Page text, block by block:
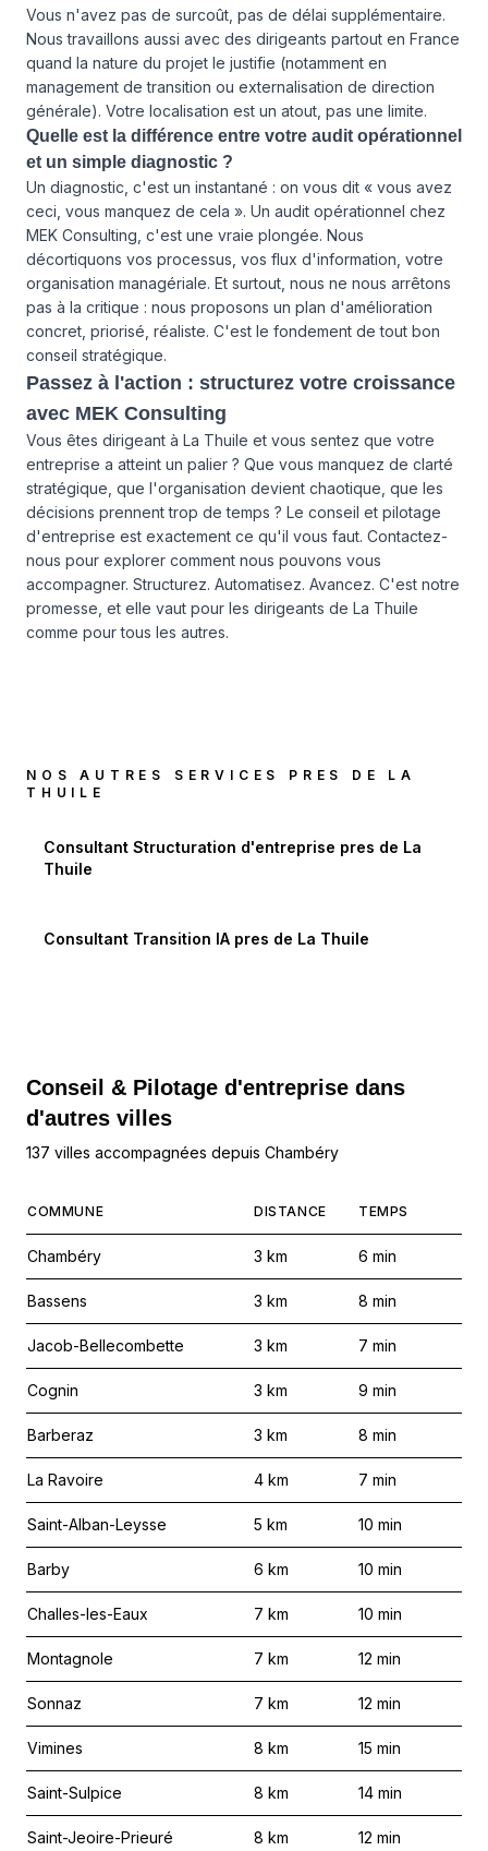
Vous n'avez pas de surcoût, pas de délai supplémentaire.
Nous travaillons aussi avec des dirigeants partout en France
quand la nature du projet le justifie (notamment en
management de transition ou externalisation de direction
générale). Votre localisation est un atout, pas une limite.
Quelle est la différence entre votre audit opérationnel
et un simple diagnostic ?
Un diagnostic, c'est un instantané : on vous dit « vous avez
ceci, vous manquez de cela ». Un audit opérationnel chez
MEK Consulting, c'est une vraie plongée. Nous
décortiquons vos processus, vos flux d'information, votre
organisation managériale. Et surtout, nous ne nous arrêtons
pas à la critique : nous proposons un plan d'amélioration
concret, priorisé, réaliste. C'est le fondement de tout bon
conseil stratégique.
Passez à l'action : structurez votre croissance
avec MEK Consulting
Vous êtes dirigeant à La Thuile et vous sentez que votre
entreprise a atteint un palier ? Que vous manquez de clarté
stratégique, que l'organisation devient chaotique, que les
décisions prennent trop de temps ? Le conseil et pilotage
d'entreprise est exactement ce qu'il vous faut. Contactez-
nous pour explorer comment nous pouvons vous
accompagner. Structurez. Automatisez. Avancez. C'est notre
promesse, et elle vaut pour les dirigeants de La Thuile
comme pour tous les autres.
NOS AUTRES SERVICES PRES DE LA
THUILE
Consultant Structuration d'entreprise pres de La
Thuile
Consultant Transition IA pres de La Thuile
Conseil & Pilotage d'entreprise dans
d'autres villes
137 villes accompagnées depuis Chambéry
COMMUNE DISTANCE TEMPS
Chambéry 3 km 6 min
Bassens 3 km 8 min
Jacob-Bellecombette 3 km 7 min
Cognin 3 km 9 min
Barberaz 3 km 8 min
La Ravoire 4 km 7 min
Saint-Alban-Leysse 5 km 10 min
Barby 6 km 10 min
Challes-les-Eaux 7 km 10 min
Montagnole 7 km 12 min
Sonnaz 7 km 12 min
Vimines 8 km 15 min
Saint-Sulpice 8 km 14 min
Saint-Jeoire-Prieuré 8 km 12 min